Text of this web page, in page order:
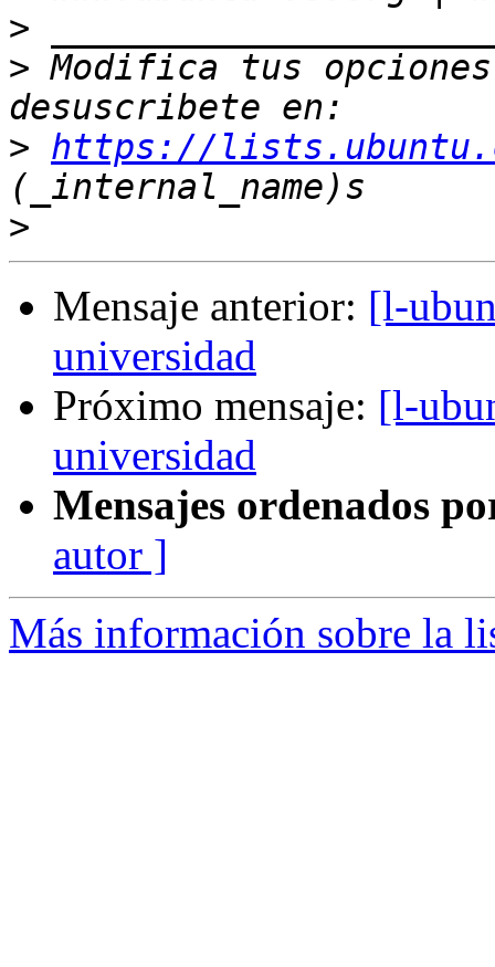
>
> Modifica tus
> https://
>
Mensaje anterior: [l-
universidad
Próximo mensaje: [l-
universidad
Mensajes ordenados
autor ]
Más información sobre la